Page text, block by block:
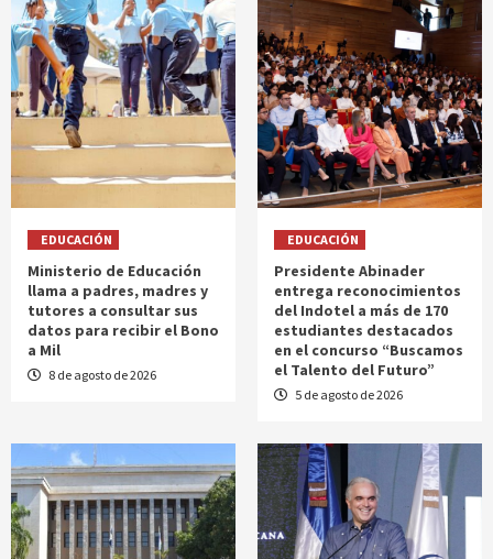
EDUCACIÓN
Ministerio de Educación
llama a padres, madres y
tutores a consultar sus
datos para recibir el Bono
a Mil
8 de agosto de 2026
EDUCACIÓN
Presidente Abinader
entrega reconocimientos
del Indotel a más de 170
estudiantes destacados
en el concurso “Buscamos
el Talento del Futuro”
5 de agosto de 2026